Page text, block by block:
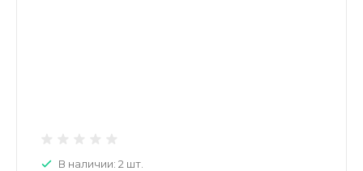
В наличии: 2 шт.